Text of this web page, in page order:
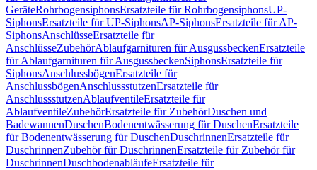
GeräteRohrbogensiphonsErsatzteile für RohrbogensiphonsUP-
SiphonsErsatzteile für UP-SiphonsAP-SiphonsErsatzteile für AP-
SiphonsAnschlüsseErsatzteile für
AnschlüsseZubehörAblaufgarnituren für AusgussbeckenErsatzteile
für Ablaufgarnituren für AusgussbeckenSiphonsErsatzteile für
SiphonsAnschlussbögenErsatzteile für
AnschlussbögenAnschlussstutzenErsatzteile für
AnschlussstutzenAblaufventileErsatzteile für
AblaufventileZubehörErsatzteile für ZubehörDuschen und
BadewannenDuschenBodenentwässerung für DuschenErsatzteile
für Bodenentwässerung für DuschenDuschrinnenErsatzteile für
DuschrinnenZubehör für DuschrinnenErsatzteile für Zubehör für
DuschrinnenDuschbodenabläufeErsatzteile für